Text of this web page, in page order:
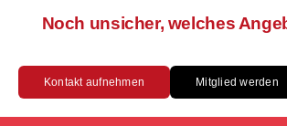
Noch unsicher, welches
Kontakt aufnehmen Mitglied werden